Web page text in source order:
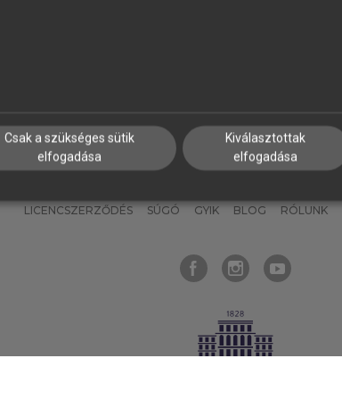
LICENCSZERZŐDÉS SÚGÓ GYIK BLOG RÓLUNK
Csak a szükséges sütik
elfogadása
Kiválasztottak
elfogadása